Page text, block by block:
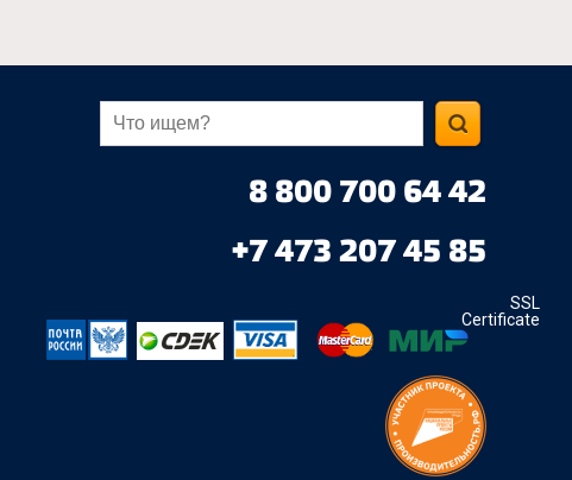
8 800 700 64 42
+7 473 207 45 85
SSL
Certificate